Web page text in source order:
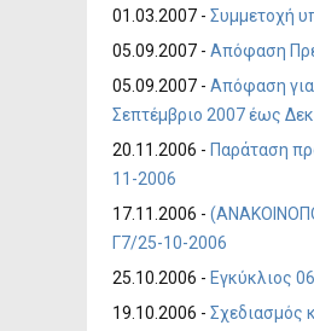
01.03.2007 - Συμμετοχή
05.09.2007 - Απόφαση
05.09.2007 - Απόφαση για
Σεπτέμβριο 2007 έως
20.11.2006 - Παράταση
11-2006
17.11.2006 -
Γ7/25-10-2006
25.10.2006 - Εγκύκλιος
19.10.2006 - Σχεδιασμός